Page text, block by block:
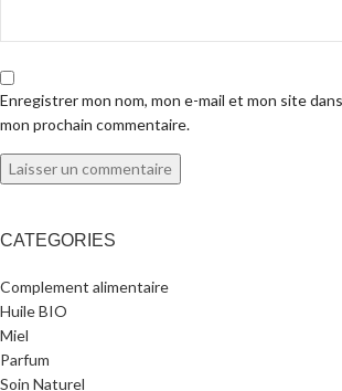
Enregistrer mon nom, mon e-mail et mon site
mon prochain commentaire.
CATEGORIES
Complement alimentaire
Huile BIO
Miel
Parfum
Soin Naturel